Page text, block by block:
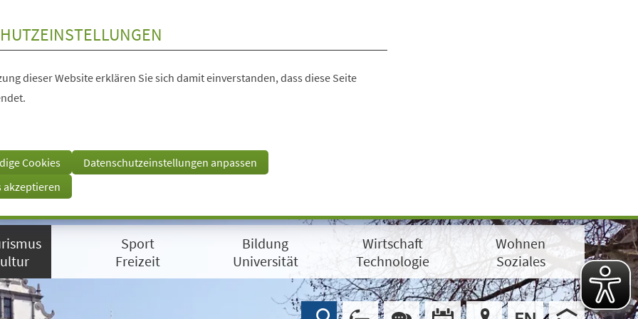
dieser Website erklären Sie sich damit einverstanden, dass diese Seite
Cookies
Datenschutzeinstellungen anpassen
akzeptieren
Sport
Freizeit
Bildung
Universität
Wirtschaft
Technologie
Wohnen
Soziales